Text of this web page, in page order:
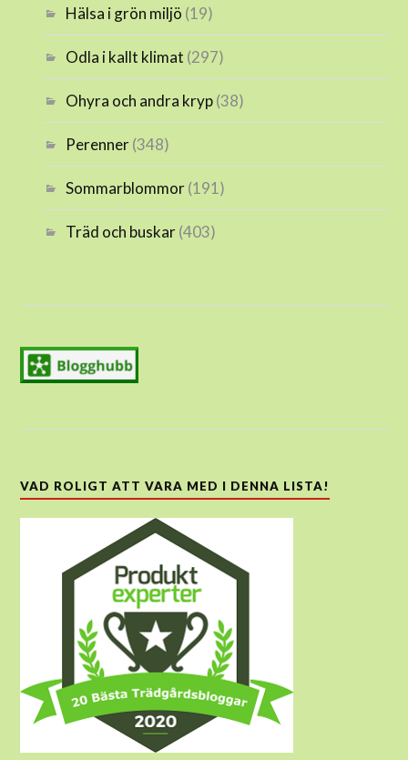
Hälsa i grön miljö (19)
Odla i kallt klimat (297)
Ohyra och andra kryp(38)
Perenner(348)
Sommarblommor(191)
Träd och buskar(403)
VAD ROLIGT ATT VARA MED I DENNA LISTA!